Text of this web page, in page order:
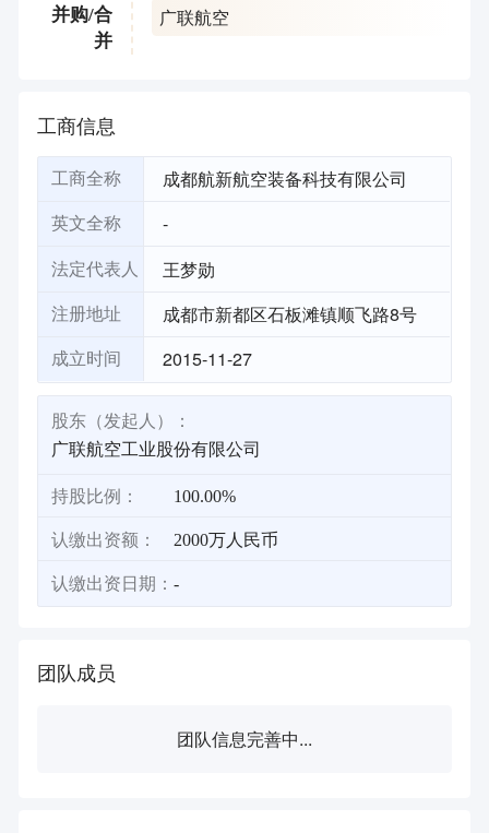
并购/合
并
广联航空
工商信息
工商全称 成都航新航空装备科技有限公司
英文全称 -
法定代表人 王梦勋
注册地址 成都市新都区石板滩镇顺飞路8号
成立时间 2015-11-27
股东（发起人）：
广联航空工业股份有限公司
持股比例： 100.00%
认缴出资额： 2000万人民币
认缴出资日期： -
团队成员
团队信息完善中...